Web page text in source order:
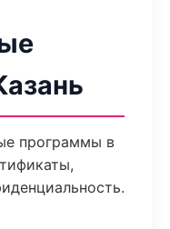
программы в